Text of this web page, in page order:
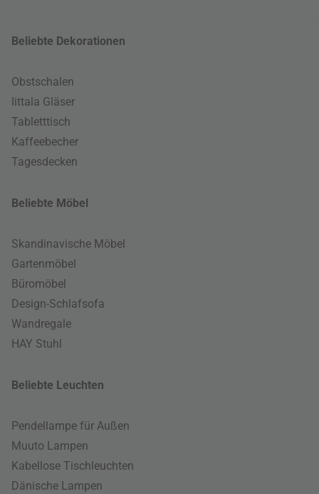
Beliebte Dekorationen
Obstschalen
Iittala Gläser
Tabletttisch
Kaffeebecher
Tagesdecken
Beliebte Möbel
Skandinavische Möbel
Gartenmöbel
Büromöbel
Design-Schlafsofa
Wandregale
HAY Stuhl
Beliebte Leuchten
Pendellampe für Außen
Muuto Lampen
Kabellose Tischleuchten
Dänische Lampen